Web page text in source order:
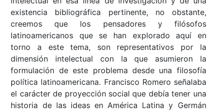
existencia bibliográfica pertinente, no obstante,
creemos que los pensadores y filósofos
latinoamericanos que se han explorado aquí en
torno a este tema, son representativos por la
dimensión intelectual con la que asumieron la
formulación de este problema desde una filosofía
política latinoamericana. Francisco Romero señalaba
el carácter de proyección social que debía tener una
historia de las ideas en América Latina y Germán